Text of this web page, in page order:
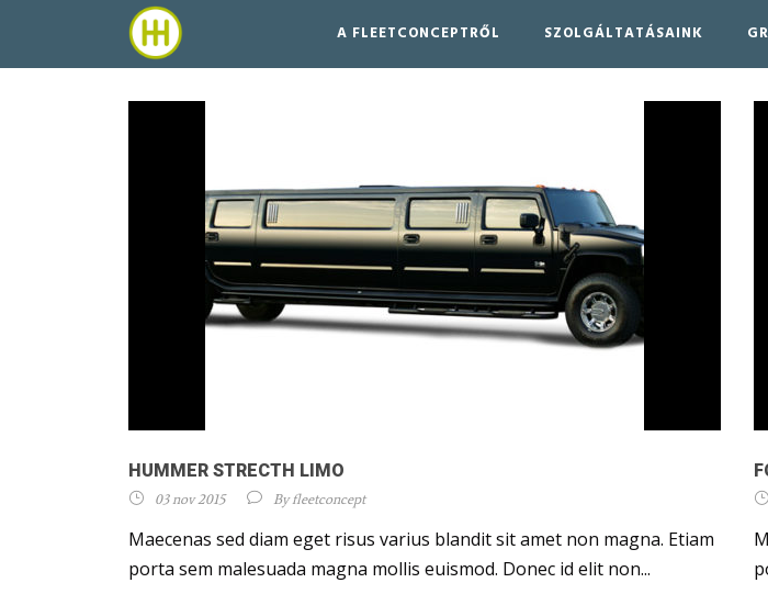
A FLEETCONCEPTRŐL SZOLGÁLTATÁSAINK
HUMMER STRECTH LIMO
03 nov 2015 Byfleetconcept
Maecenas sed diam eget risus varius blandit sit amet non magna. Etiam
porta sem malesuada magna mollis euismod. Donec id elit non...